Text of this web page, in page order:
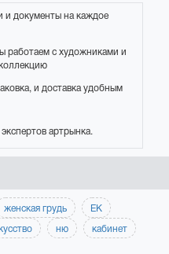
и документы на каждое
работаем с художниками и
и доставка удобным
артрынка.
женская грудь
ЕК
ню кабинет